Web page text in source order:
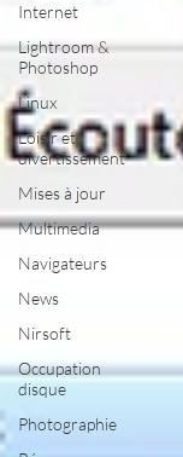
Internet
Lightroom &
Photoshop
Linux
Loisir et
divertissement
Mises à jour
Multimedia
Navigateurs
News
Nirsoft
Occupation
disque
Photographie